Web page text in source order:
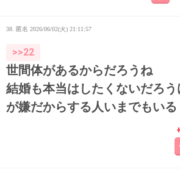
38. 匿名 2026/06/02(火) 21:11:57
>>22
世間体があるからだろうね
結婚も本当はしたくないだろ
が嫌だからする人いまでもいる